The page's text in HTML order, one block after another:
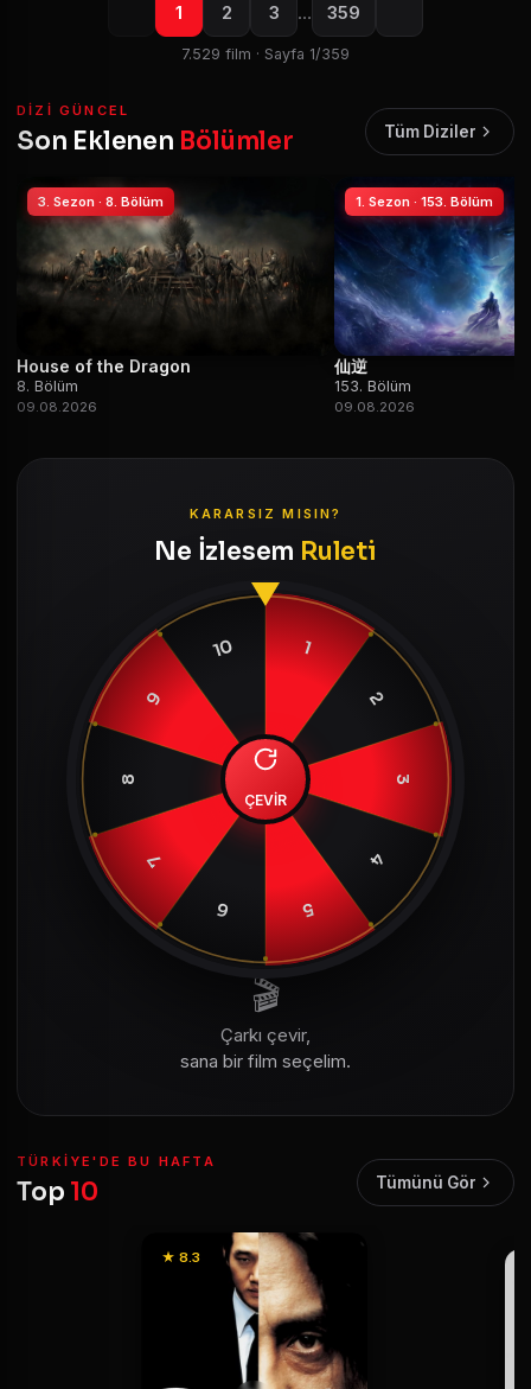
1 2 3 … 359
7.529 film · Sayfa 1/359
DIZI GÜNCEL
Son Eklenen Bölümler Tüm Diziler
3. Sezon · 8. Bölüm
House of the Dragon
8. Bölüm
09.08.2026
1. Sezon · 153. Bölüm
仙逆
153. Bölüm
09.08.2026
KARARSIZ MISIN?
Ne İzlesem Ruleti
1
2
3
4
5
6
7
8
9
10
ÇEVİR
🎬
Çarkı çevir,
sana bir film seçelim.
TÜRKIYE'DE BU HAFTA
Top 10 Tümünü Gör
★ 8.3